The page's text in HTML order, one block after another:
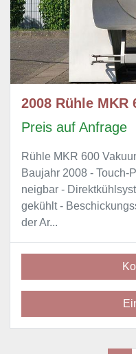
2008 Rühle MKR
Preis auf Anfrage
Rühle MKR 600
Baujahr 2008 - Touch-
neigbar -
gekühlt -
der Ar...